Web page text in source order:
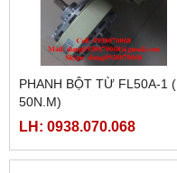
PHANH BỘT TỪ FL50A-1 (
50N.M)
LH: 0938.070.068